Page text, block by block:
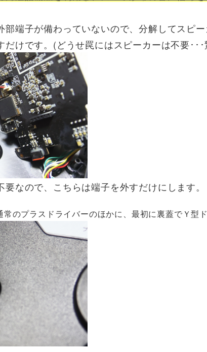
部端子が備わっていないので、分解してスピ
だけです。(どうせ罠にはスピーカーは不要･･
なので、こちらは端子を外すだけにします。
のプラスドライバーのほかに、最初に裏蓋でＹ型